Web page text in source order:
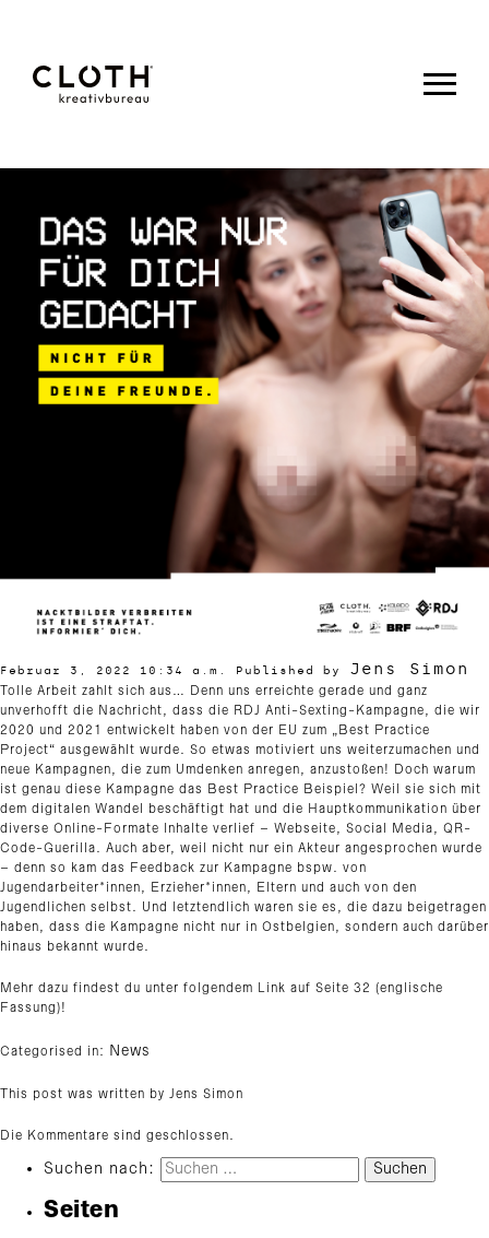
kreativbureau
- Wir sind
eine junge,
kreative
Werbeagentur
aus Eupen.
Februar 3, 2022 10:34 a.m. Published by Jens Simon
Tolle Arbeit zahlt sich aus… Denn uns erreichte gerade und ganz
unverhofft die Nachricht, dass die RDJ Anti-Sexting-Kampagne, die wir
2020 und 2021 entwickelt haben von der EU zum „Best Practice
Project“ ausgewählt wurde. So etwas motiviert uns weiterzumachen und
neue Kampagnen, die zum Umdenken anregen, anzustoßen! Doch warum
ist genau diese Kampagne das Best Practice Beispiel? Weil sie sich mit
dem digitalen Wandel beschäftigt hat und die Hauptkommunikation über
diverse Online-Formate Inhalte verlief – Webseite, Social Media, QR-
Code-Guerilla. Auch aber, weil nicht nur ein Akteur angesprochen wurde
– denn so kam das Feedback zur Kampagne bspw. von
Jugendarbeiter*innen, Erzieher*innen, Eltern und auch von den
Jugendlichen selbst. Und letztendlich waren sie es, die dazu beigetragen
haben, dass die Kampagne nicht nur in Ostbelgien, sondern auch darüber
hinaus bekannt wurde.
Mehr dazu findest du unter folgendem Link auf Seite 32 (englische
Fassung)!
Categorised in: News
This post was written by Jens Simon
Die Kommentare sind geschlossen.
Suchen nach:
Seiten